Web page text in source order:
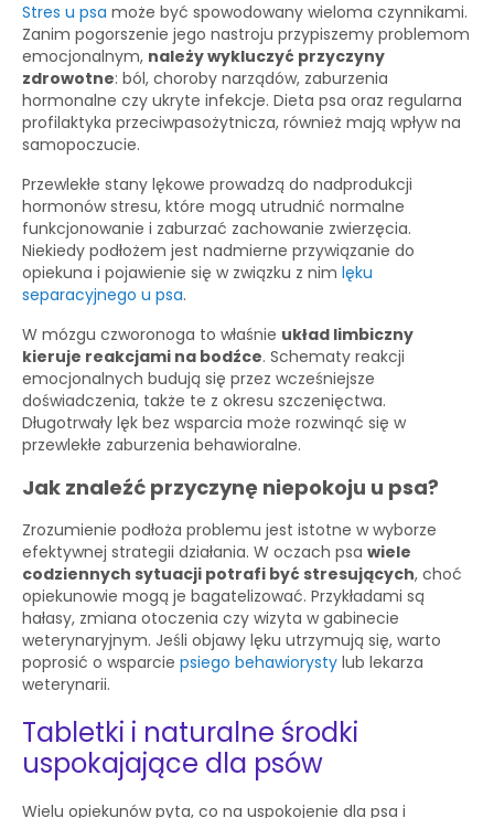
Stres u psa może być spowodowany wieloma czynnikami.
Zanim pogorszenie jego nastroju przypiszemy problemom
emocjonalnym, należy wykluczyć przyczyny
zdrowotne: ból, choroby narządów, zaburzenia
hormonalne czy ukryte infekcje. Dieta psa oraz regularna
profilaktyka przeciwpasożytnicza, również mają wpływ na
samopoczucie.
Przewlekłe stany lękowe prowadzą do nadprodukcji
hormonów stresu, które mogą utrudnić normalne
funkcjonowanie i zaburzać zachowanie zwierzęcia.
Niekiedy podłożem jest nadmierne przywiązanie do
opiekuna i pojawienie się w związku z nim lęku
separacyjnego u psa.
W mózgu czworonoga to właśnie układ limbiczny
kieruje reakcjami na bodźce. Schematy reakcji
emocjonalnych budują się przez wcześniejsze
doświadczenia, także te z okresu szczenięctwa.
Długotrwały lęk bez wsparcia może rozwinąć się w
przewlekłe zaburzenia behawioralne.
Jak znaleźć przyczynę niepokoju u psa?
Zrozumienie podłoża problemu jest istotne w wyborze
efektywnej strategii działania. W oczach psa wiele
codziennych sytuacji potrafi być stresujących, choć
opiekunowie mogą je bagatelizować. Przykładami są
hałasy, zmiana otoczenia czy wizyta w gabinecie
weterynaryjnym. Jeśli objawy lęku utrzymują się, warto
poprosić o wsparcie psiego behawiorysty lub lekarza
weterynarii.
Tabletki i naturalne środki
uspokajające dla psów
Wielu opiekunów pyta, co na uspokojenie dla psa i